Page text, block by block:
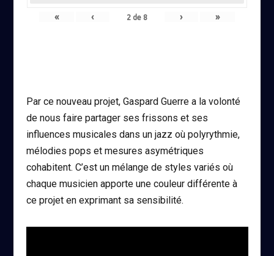
« ‹ 2de 8 › »
Par ce nouveau projet, Gaspard Guerre a la volonté
de nous faire partager ses frissons et ses
influences musicales dans un jazz où polyrythmie,
mélodies pops et mesures asymétriques
cohabitent. C’est un mélange de styles variés où
chaque musicien apporte une couleur différente à
ce projet en exprimant sa sensibilité.